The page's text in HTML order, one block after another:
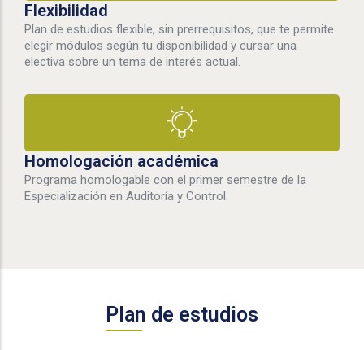
Flexibilidad
Plan de estudios flexible, sin prerrequisitos, que te permite
elegir módulos según tu disponibilidad y cursar una
electiva sobre un tema de interés actual.
Homologación académica
Programa homologable con el primer semestre de la
Especialización en Auditoría y Control.
Plan de estudios